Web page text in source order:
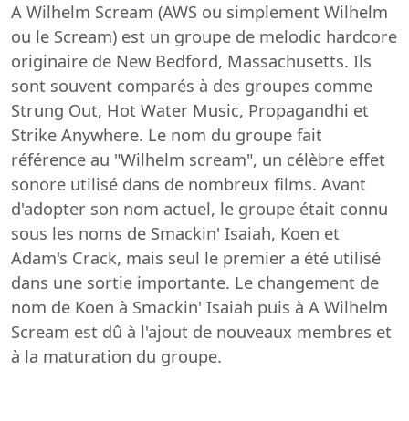
A Wilhelm Scream (AWS ou simplement Wilhelm
ou le Scream) est un groupe de melodic hardcore
originaire de New Bedford, Massachusetts. Ils
sont souvent comparés à des groupes comme
Strung Out, Hot Water Music, Propagandhi et
Strike Anywhere. Le nom du groupe fait
référence au "Wilhelm scream", un célèbre effet
sonore utilisé dans de nombreux films. Avant
d'adopter son nom actuel, le groupe était connu
sous les noms de Smackin' Isaiah, Koen et
Adam's Crack, mais seul le premier a été utilisé
dans une sortie importante. Le changement de
nom de Koen à Smackin' Isaiah puis à A Wilhelm
Scream est dû à l'ajout de nouveaux membres et
à la maturation du groupe.